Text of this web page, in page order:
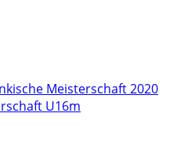
Meisterschaft 2020
U16m